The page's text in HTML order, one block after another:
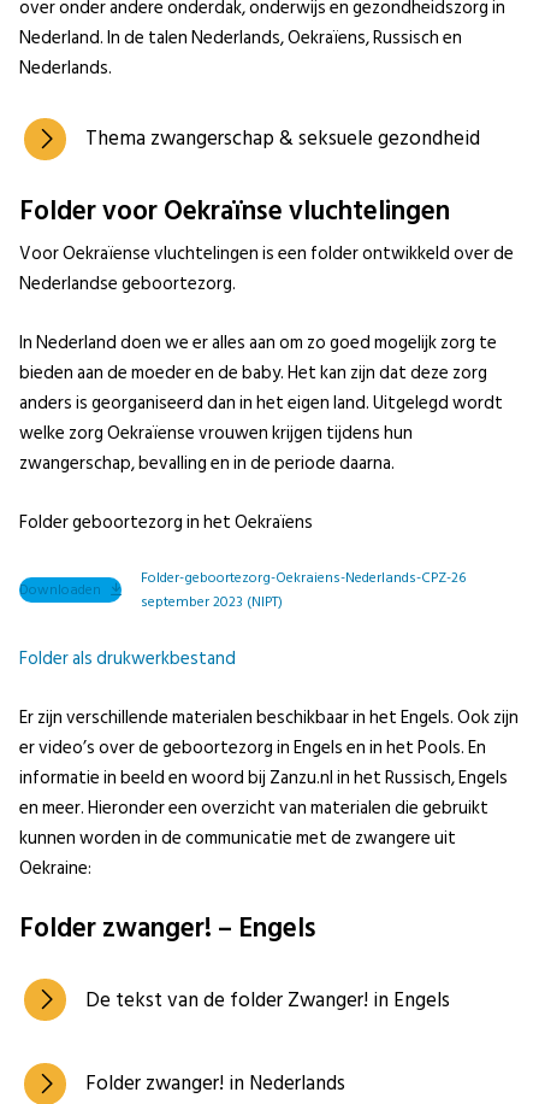
over onder andere onderdak, onderwijs en gezondheidszorg in
Nederland. In de talen Nederlands, Oekraïens, Russisch en
Nederlands.
Thema zwangerschap & seksuele gezondheid
Folder voor Oekraïnse vluchtelingen
Voor Oekraïense vluchtelingen is een folder ontwikkeld over de
Nederlandse geboortezorg.
In Nederland doen we er alles aan om zo goed mogelijk zorg te
bieden aan de moeder en de baby. Het kan zijn dat deze zorg
anders is georganiseerd dan in het eigen land. Uitgelegd wordt
welke zorg Oekraïense vrouwen krijgen tijdens hun
zwangerschap, bevalling en in de periode daarna.
Folder geboortezorg in het Oekraïens
Folder-geboortezorg-Oekraiens-Nederlands-CPZ-26
september 2023 (NIPT)
Downloaden
Folder als drukwerkbestand
Er zijn verschillende materialen beschikbaar in het Engels. Ook zijn
er video’s over de geboortezorg in Engels en in het Pools. En
informatie in beeld en woord bij Zanzu.nl in het Russisch, Engels
en meer. Hieronder een overzicht van materialen die gebruikt
kunnen worden in de communicatie met de zwangere uit
Oekraine:
Folder zwanger! – Engels
De tekst van de folder Zwanger! in Engels
Folder zwanger! in Nederlands